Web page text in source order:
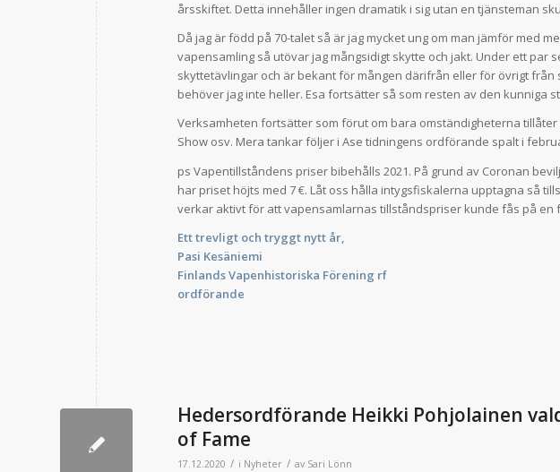
årsskiftet. Detta innehåller ingen dramatik i sig utan en tjänsteman
Då jag är född på 70-talet så är jag mycket ung om man jämför med
vapensamling så utövar jag mångsidigt skytte och jakt. Under ett par
skyttetävlingar och är bekant för mången därifrån eller för övrigt från
behöver jag inte heller. Esa fortsätter så som resten av den kunniga
Verksamheten fortsätter som förut om bara omständigheterna
Show osv. Mera tankar följer i Ase tidningens ordförande spalt i
ps Vapentillståndens priser bibehålls 2021. På grund av Coronan
har priset höjts med 7 €. Låt oss hålla intygsfiskalerna upptagna så
verkar aktivt för att vapensamlarnas tillståndspriser kunde fås på en
Ett trevligt och tryggt nytt år,
Pasi Kesäniemi
Finlands Vapenhistoriska Förening rf
ordförande
Hedersordförande Heikki Pohjolainen
of Fame
17.12.2020 / i Nyheter / av Sari Lönn